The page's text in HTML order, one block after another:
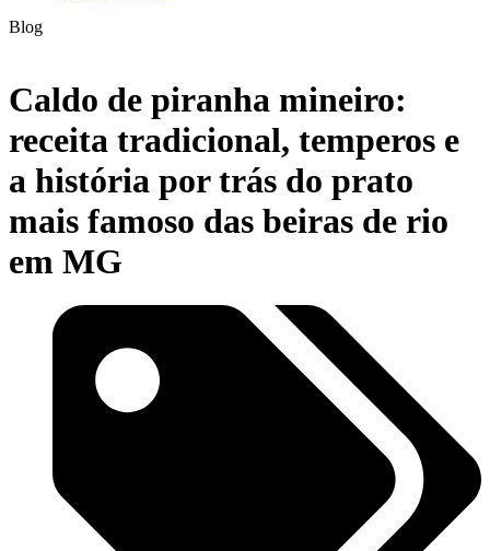
Blog
Caldo de piranha mineiro:
receita tradicional, temperos e
a história por trás do prato
mais famoso das beiras de rio
em MG